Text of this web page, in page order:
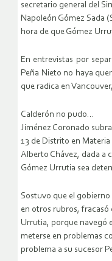
secretario general del
Napoleón Gómez Sada
hora de que Gómez
En entrevistas por
Peña Nieto no haya
que radica en
Calderón no pudo…
Jiménez Coronado
13 de Distrito en
Alberto Chávez, dada a
Gómez Urrutia sea
Sostuvo que el gobierno
en otros rubros, fracasó
Urrutia, porque navegó
meterse en problemas
problema a su sucesor